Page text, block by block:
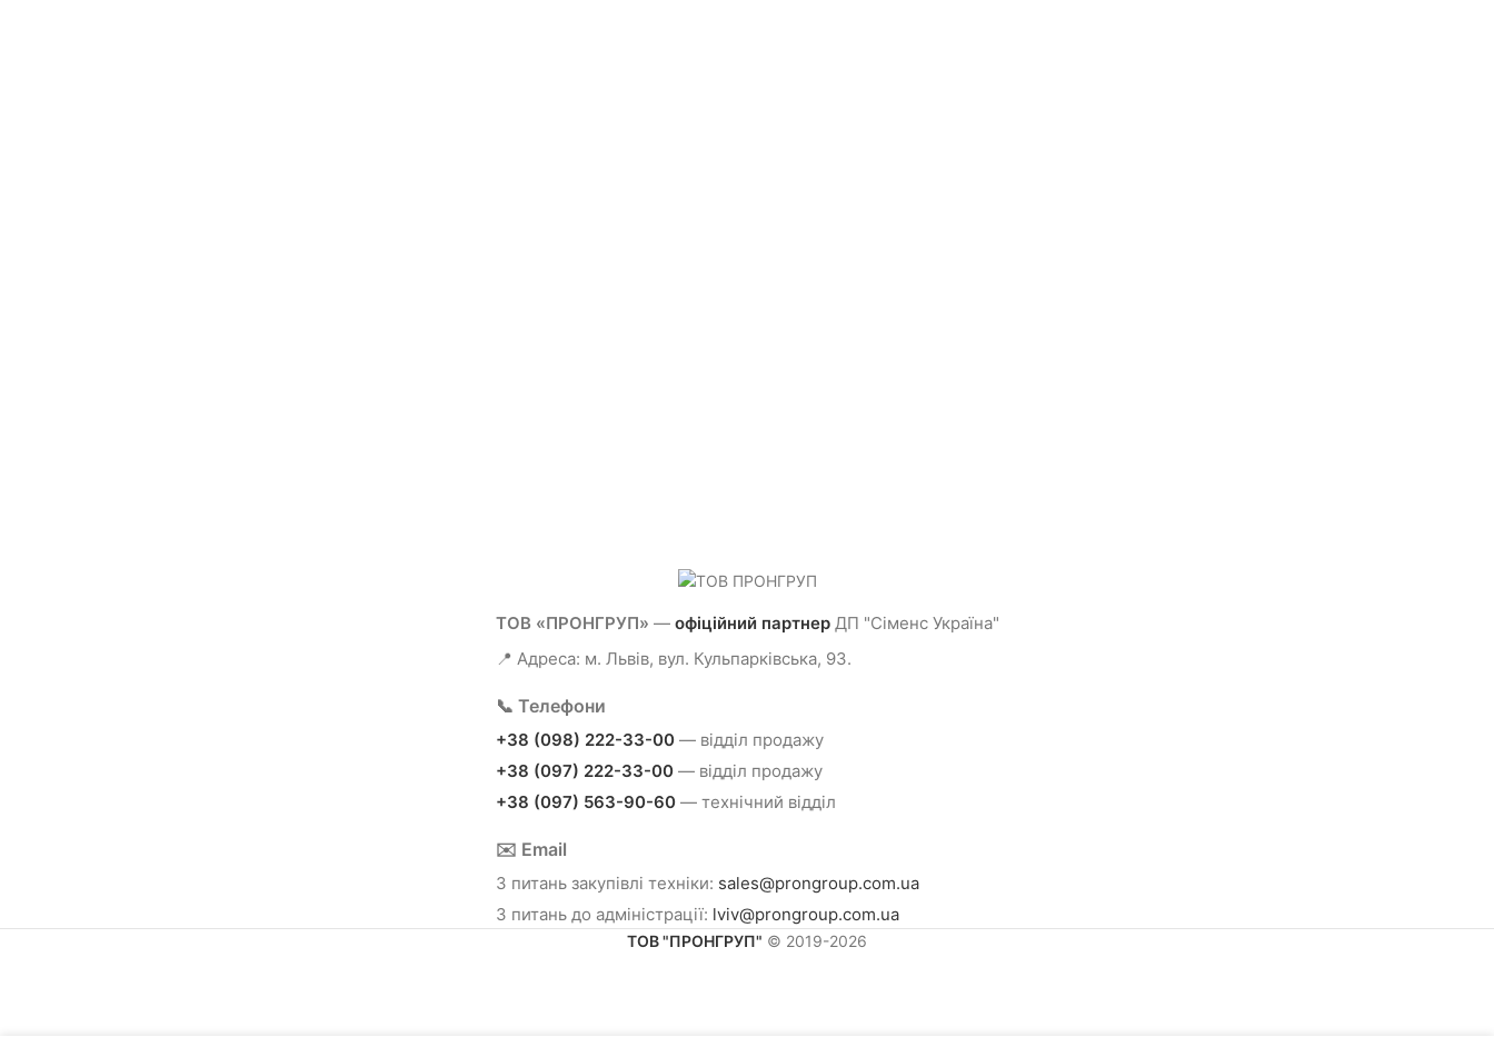
ТОВ «ПРОНГРУП» — офіційний партнерДП "Сіменс Україна"
📍 Адреса: м. Львів, вул. Кульпарківська, 93.
📞 Телефони
+38 (098) 222-33-00— відділ продажу
+38 (097) 222-33-00— відділ продажу
+38 (097) 563-90-60— технічний відділ
✉️ Email
З питань закупівлі техніки: sales@prongroup.com.ua
З питань до адміністрації: lviv@prongroup.com.ua
ТОВ "ПРОНГРУП" © 2019-2026